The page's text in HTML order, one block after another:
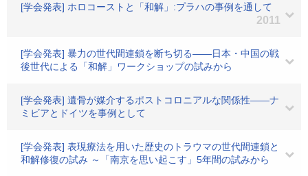
[学会発表] ホロコーストと「和解」:プラハの事例を通して
2011
[学会発表] 暴力の世代間連鎖を断ち切る――日本・中国の戦
後世代による「和解」ワークショップの試みから
[学会発表] 遺骨が媒介するポストコロニアルな関係性――ナ
ミビアとドイツを事例として
[学会発表] 表現療法を用いた歴史のトラウマの世代間連鎖と
和解修復の試み ～「南京を思い起こす」5年間の試みから